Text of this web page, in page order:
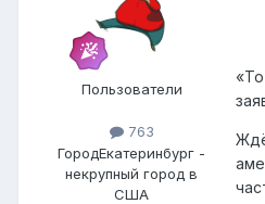
Пользователи
763
ГородЕкатеринбург -
некрупный город в
США